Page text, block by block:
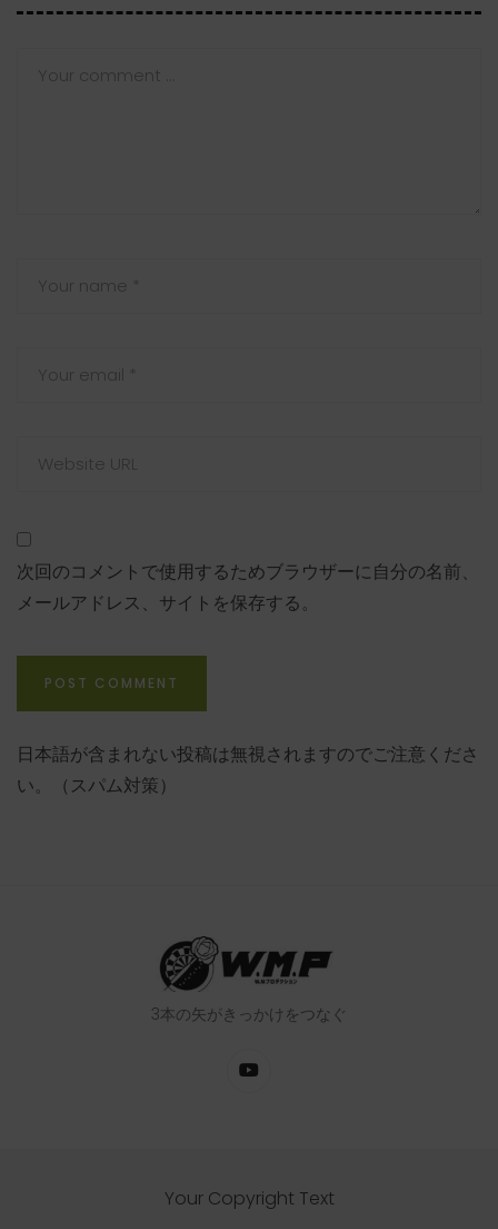
次回のコメントで使用するためブラウザーに自分の名前、
メールアドレス、サイトを保存する。
日本語が含まれない投稿は無視されますのでご注意くださ
い。（スパム対策）
3本の矢がきっかけをつなぐ
Your Copyright Text